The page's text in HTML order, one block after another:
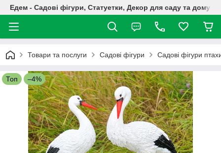
Едем - Садові фігури, Статуетки, Декор для саду та дому
Товари та послуги Садові фігури Садові фігури
Топ –4%